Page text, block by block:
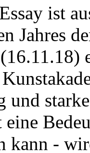
ist
Jahres
und
kann -